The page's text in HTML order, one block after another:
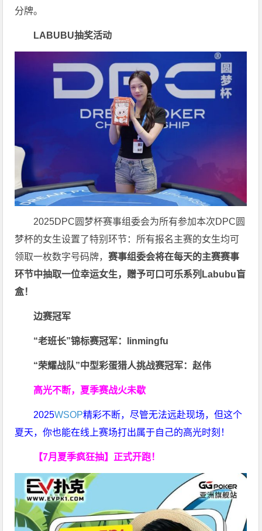
分牌。
LABUBU抽奖活动
2025DPC圆梦杯赛事组委会为所有参加本次DPC圆
梦杯的女生设置了特别环节：所有报名主赛的女生均可
领取一枚数字号码牌，赛事组委会将在每天的主赛赛事
环节中抽取一位幸运女生，赠予可口可乐系列Labubu盲
盒！
边赛冠军
“老班长”锦标赛冠军：linmingfu
“荣耀战队”中型彩蛋猎人挑战赛冠军：赵伟
高光不断，夏季赛战火未歇
2025WSOP精彩不断，尽管无法远赴现场，但这个
夏天，你也能在线上赛场打出属于自己的高光时刻！
【7月夏季疯狂抽】正式开跑！